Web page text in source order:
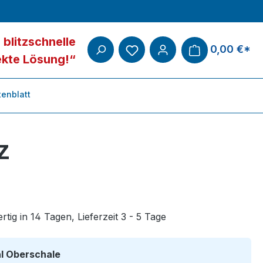
blitzschnelle
Lösung!“
0,00 €*
in 14 Tagen, Lieferzeit 3 - 5 Tage
Oberschaleauswählen